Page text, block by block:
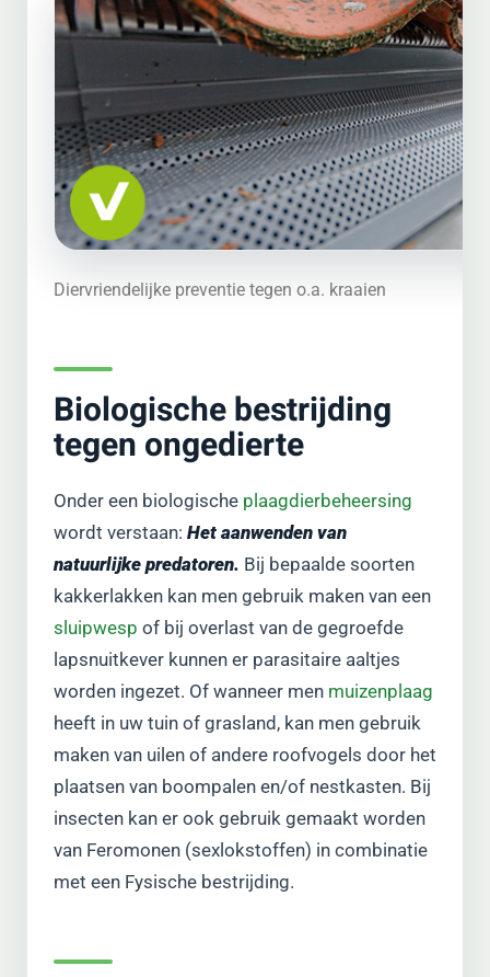
Diervriendelijke preventie tegen o.a. kraaien
Biologische bestrijding
tegen ongedierte
Onder een biologische plaagdierbeheersing
wordt verstaan: Het aanwenden van
natuurlijke predatoren. Bij bepaalde soorten
kakkerlakken kan men gebruik maken van een
sluipwesp of bij overlast van de gegroefde
lapsnuitkever kunnen er parasitaire aaltjes
worden ingezet. Of wanneer men muizenplaag
heeft in uw tuin of grasland, kan men gebruik
maken van uilen of andere roofvogels door het
plaatsen van boompalen en/of nestkasten. Bij
insecten kan er ook gebruik gemaakt worden
van Feromonen (sexlokstoffen) in combinatie
met een Fysische bestrijding.